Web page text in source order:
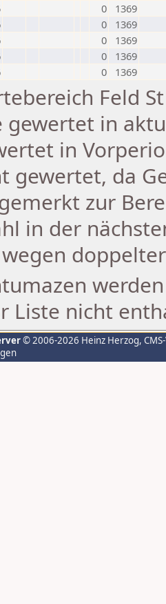
0
1369
0
1369
0
1369
0
1369
0 1369
Feld
gewertet in
in
gewertet, da
zur
in der
Liste nicht
© 2006-2026 Heinz Herzog,